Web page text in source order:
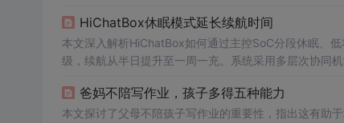
HiChatBox休眠模式延长续航时间
本文深入解析HiChatBox如何通过主控SoC分段休眠、
级，续航从半日提升至一周一充。系统采用多层次协同
爸妈不陪写作业，孩子多得五种能力
本文探讨了父母不陪孩子写作业的重要性，指出这有助